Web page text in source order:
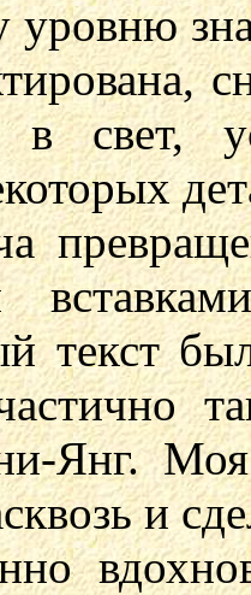
уровню
свет,
текст
Янг.
и